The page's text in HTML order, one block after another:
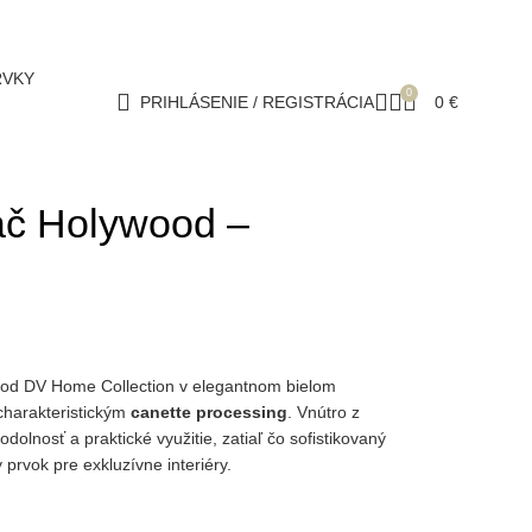
PRIHLÁSENIE / REGISTRÁCIA
0 0 €
Holywood –
DV Home Collection v elegantnom bielom
canette processing . Vnútro z
a praktické využitie, zatiaľ čo sofistikovaný
pre exkluzívne interiéry.